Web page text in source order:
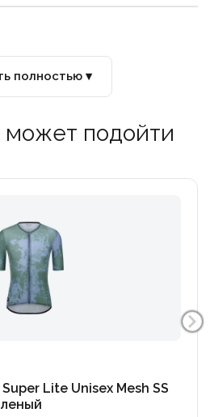
полностью ▾
подойти
Lite Unisex Mesh SS